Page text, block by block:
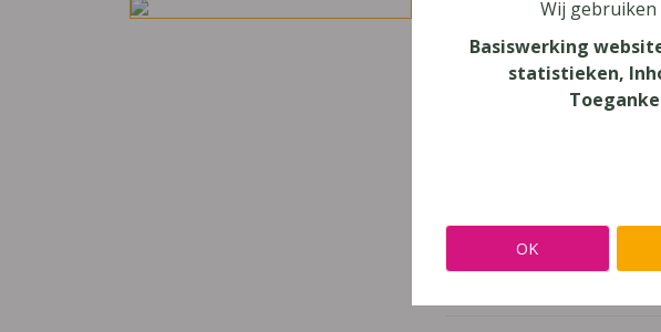
Vak
Godsdienst
Uitgeverij
Wij gebruiken
Basiswerking
statistieken,
OK